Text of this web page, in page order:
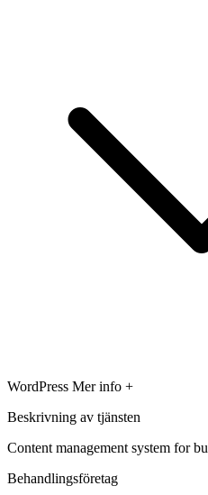
WordPress Mer info +
Beskrivning av tjänsten
Content management system for
Behandlingsföretag